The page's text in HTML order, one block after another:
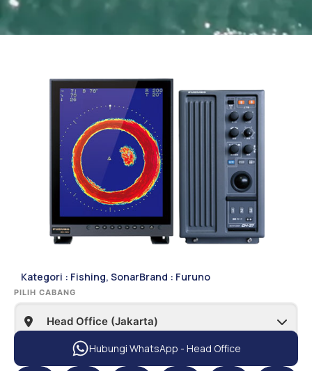
Kategori : Fishing, SonarBrand : Furuno
PILIH CABANG
Hubungi WhatsApp - Head Office